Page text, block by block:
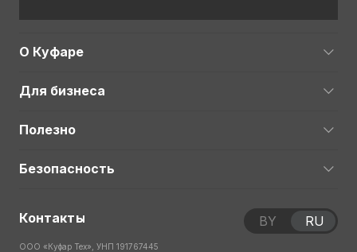
О Куфаре
Для бизнеса
Полезно
Безопасность
Контакты
ООО «Куфар Тех», УНП 191767445
BY RU